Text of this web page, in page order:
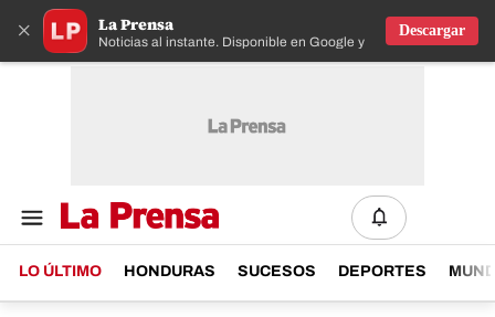
× La Prensa
Noticias al instante. Disponible en Google y IOS
Descargar
LO ÚLTIMO HONDURAS SUCESOS DEPORTES